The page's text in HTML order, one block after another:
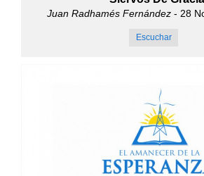
Juan Radhamés Fernández- 28
Escuchar